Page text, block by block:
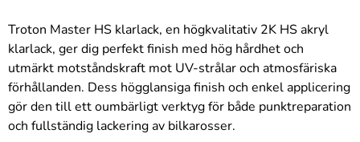
Troton Master HS klarlack, en högkvalitativ 2K HS akryl
klarlack, ger dig perfekt finish med hög hårdhet och
utmärkt motståndskraft mot UV-strålar och atmosfäriska
förhållanden. Dess högglansiga finish och enkel applicering
gör den till ett oumbärligt verktyg för både punktreparation
och fullständig lackering av bilkarosser.